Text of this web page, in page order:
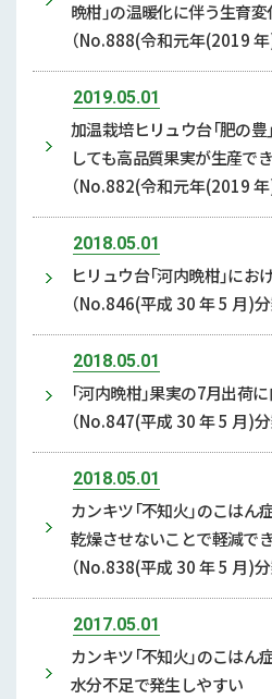
晩柑｣の温暖化に伴う生育変
（No.888(令和元年(2019
2019.05.01
加温栽培ヒリュウ台「肥の
しても高品質果実が生産で
（No.882(令和元年(2019
2018.05.01
ヒリュウ台「河内晩柑」にお
（No.846(平成 30 年 5 月)
2018.05.01
「河内晩柑」果実の7月出荷
（No.847(平成 30 年 5 月)
2018.05.01
カンキツ「不知火」のこは
乾燥させないことで軽減で
（No.838(平成 30 年 5 月)
2017.05.01
カンキツ「不知火」のこは
水分不足で発生しやすい